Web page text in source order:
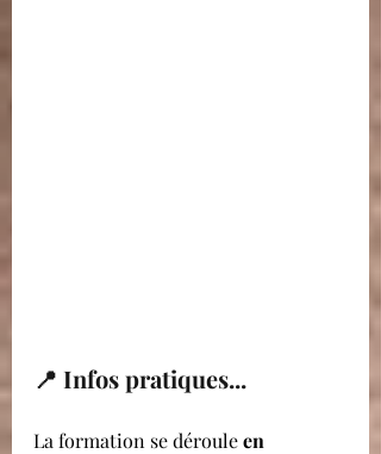
📍 Infos pratiques...
La formation se déroule en